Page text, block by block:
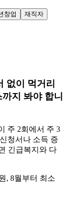
창업
재직자
없이 먹거리
지 봐야 합니
주 2회에서 주 3
청서나 소득 증
긴급복지와 다
, 8월부터 최소